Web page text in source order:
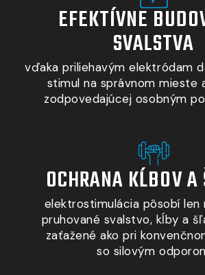
EFEKTÍVNE
SVALSTVA
vďaka priliehavým elektródam
stimul na správnom mieste
zodpovedajúcej osobným
OCHRANA KĹBOV
elektrostimulácia pôsobí len
pruhované svalstvo, kĺby a
zaťažené ako pri
so silovým